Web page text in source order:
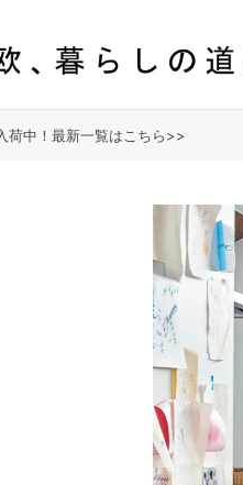
荷中！最新一覧はこちら>>